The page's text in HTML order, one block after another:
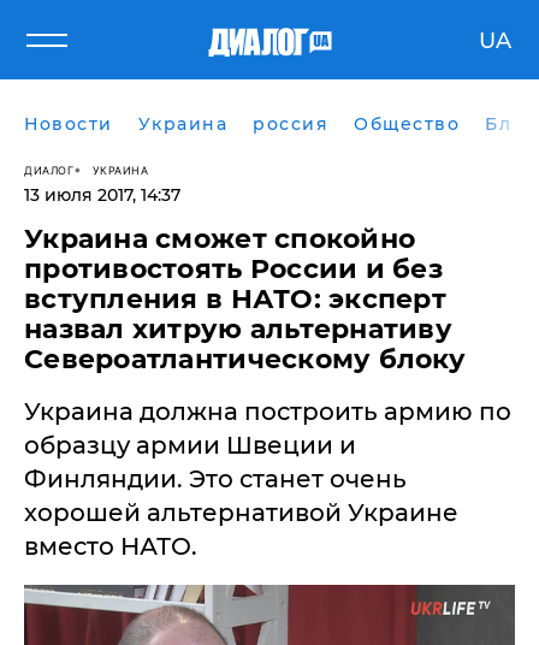
UA
Новости Украина россия Общество
ДИАЛОГ УКРАИНА
13 июля 2017, 14:37
​Украина сможет спокойно
противостоять России и без
вступления в НАТО: эксперт
назвал хитрую альтернативу
Североатлантическому блоку
Украина должна построить армию по
образцу армии Швеции и
Финляндии. Это станет очень
хорошей альтернативой Украине
вместо НАТО.